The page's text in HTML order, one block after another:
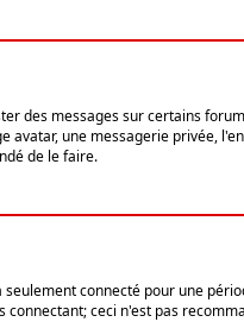
des messages sur certains
avatar, une messagerie privée,
de le faire.
connecté pour une
ceci n'est pas